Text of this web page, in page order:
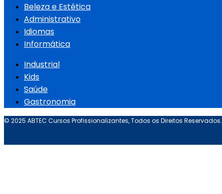
Beleza e Estética
Administrativo
Idiomas
Informática
Industrial
Kids
Saúde
Gastronomia
© 2025 ABTEC Cursos Profissionalizantes, Todos os Direitos Reservados.